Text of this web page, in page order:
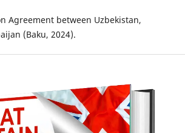
Agreement between Uzbekistan,
(Baku, 2024).